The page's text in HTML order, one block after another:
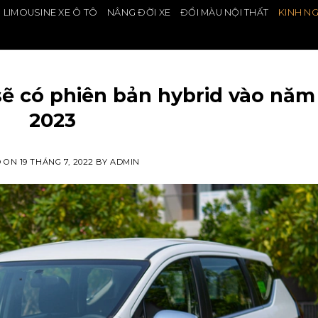
XE Ô TÔ NÂNG ĐỜI XE ĐỔI MÀU NỘI THẤT KINH
có phiên bản hybrid vào năm
2023
ON 19 THÁNG 7, 2022 BY ADMIN